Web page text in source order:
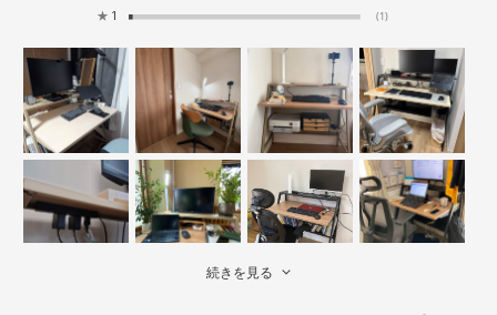
★ 1 (1)
続きを見る